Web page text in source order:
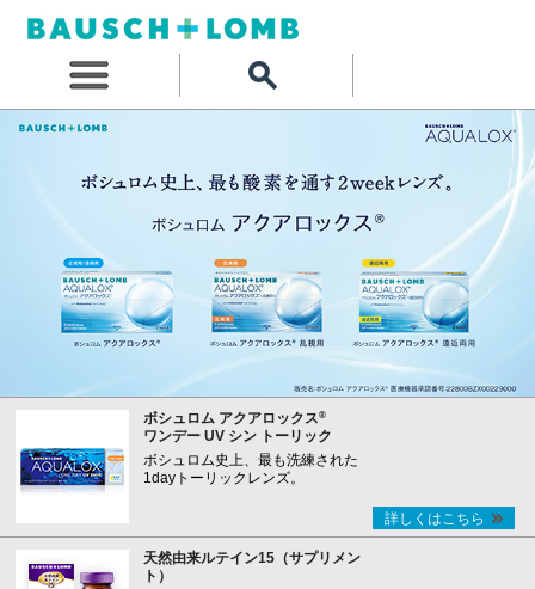
ボシュロム アクアロックス®
ワンデー UV シン トーリック
ボシュロム史上、最も洗練された
1dayトーリックレンズ。
詳しくはこちら
天然由来ルテイン15（サプリメン
ト）